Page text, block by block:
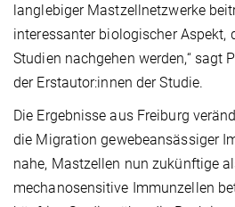
langlebiger Mastzellnetzwerke
interessanter biologischer Aspekt,
Studien nachgehen werden,“ sagt
der Erstautor:innen der Studie.
Die Ergebnisse aus Freiburg
die Migration gewebeansässiger
nahe, Mastzellen nun zukünftige
mechanosensitive Immunzellen